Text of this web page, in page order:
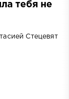
тебя не
Стецевят